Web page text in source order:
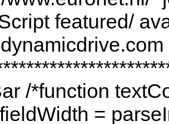
featured/
/*function
=